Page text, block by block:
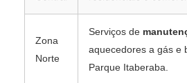
Zona
Norte
Serviços de
aquecedores a gás e
Parque Itaberaba.